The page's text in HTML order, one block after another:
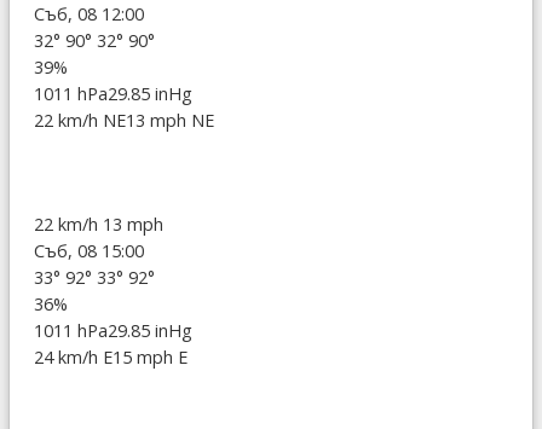
Съб, 08 12:00
32° 90° 32° 90°
39%
1011 hPa29.85 inHg
22 km/h NE13 mph NE
22 km/h 13 mph
Съб, 08 15:00
33° 92° 33° 92°
36%
1011 hPa29.85 inHg
24 km/h E15 mph E